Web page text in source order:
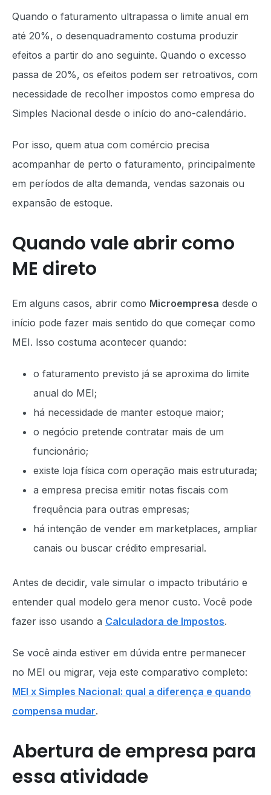
Quando o faturamento ultrapassa o limite anual em
até 20%, o desenquadramento costuma produzir
efeitos a partir do ano seguinte. Quando o excesso
passa de 20%, os efeitos podem ser retroativos, com
necessidade de recolher impostos como empresa do
Simples Nacional desde o início do ano-calendário.
Por isso, quem atua com comércio precisa
acompanhar de perto o faturamento, principalmente
em períodos de alta demanda, vendas sazonais ou
expansão de estoque.
Quando vale abrir como
ME direto
Em alguns casos, abrir como Microempresa desde o
início pode fazer mais sentido do que começar como
MEI. Isso costuma acontecer quando:
o faturamento previsto já se aproxima do limite
anual do MEI;
há necessidade de manter estoque maior;
o negócio pretende contratar mais de um
funcionário;
existe loja física com operação mais estruturada;
a empresa precisa emitir notas fiscais com
frequência para outras empresas;
há intenção de vender em marketplaces, ampliar
canais ou buscar crédito empresarial.
Antes de decidir, vale simular o impacto tributário e
entender qual modelo gera menor custo. Você pode
fazer isso usando a Calculadora de Impostos.
Se você ainda estiver em dúvida entre permanecer
no MEI ou migrar, veja este comparativo completo:
MEI x Simples Nacional: qual a diferença e quando
compensa mudar.
Abertura de empresa para
essa atividade